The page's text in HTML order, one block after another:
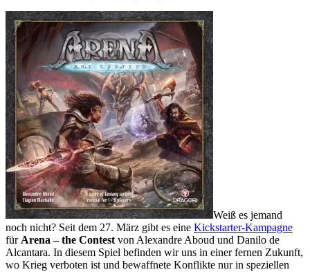
Weiß es jemand
noch nicht? Seit dem 27. März gibt es eine Kickstarter-Kampagne
für Arena – the Contest von Alexandre Aboud und Danilo de
Alcantara. In diesem Spiel befinden wir uns in einer fernen Zukunft,
wo Krieg verboten ist und bewaffnete Konflikte nur in speziellen